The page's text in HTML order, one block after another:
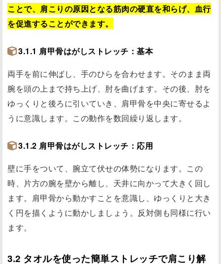
ことで、肩こりの原因となる筋肉の硬直を和らげ、血行
を促進することができます。
3.1.1 肩甲骨はがしストレッチ：基本
両手を前に伸ばし、手のひらを合わせます。そのまま両
腕を頭の上まで持ち上げ、肘を曲げます。その後、肘を
ゆっくりと後ろに引いていき、肩甲骨を中央に寄せるよ
うに意識します。この動作を数回繰り返します。
3.1.2 肩甲骨はがしストレッチ：応用
壁に手をついて、腕立て伏せの体勢になります。この
時、片方の腕を壁から離し、天井に向かって大きく回し
ます。肩甲骨から動かすことを意識し、ゆっくりと大き
く円を描くように動かしましょう。反対側も同様に行い
ます。
3.2 タオルを使った簡単ストレッチで肩こり解